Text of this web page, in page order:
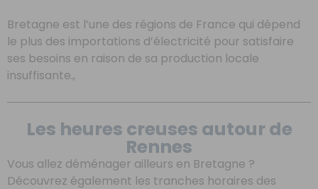
Bretagne est l’une des régions de France qui dépend
le plus des importations d’électricité pour satisfaire
ses besoins en raison de sa production locale
insuffisante.,
Les heures creuses autour de
Rennes
Vous allez déménager ailleurs en Bretagne ?
Découvrez également les tranches horaires des